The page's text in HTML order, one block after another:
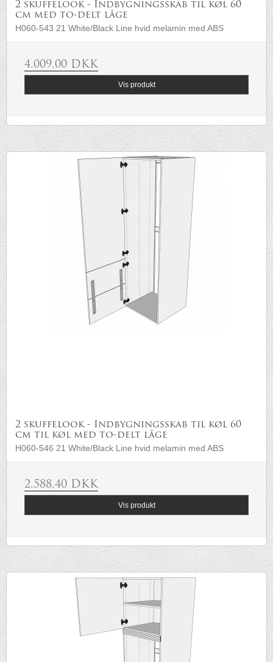
2 skuffelook - Indbygningsskab til køl 60
cm med to-delt låge
H060-543 21 White/Black Line hvid melamin med ABS
4.009,00 DKK
Vis produkt
2 skuffelook - Indbygningsskab til køl 60
cm til køl med to-delt låge
H060-546 21 White/Black Line hvid melamin med ABS
2.588,40 DKK
Vis produkt